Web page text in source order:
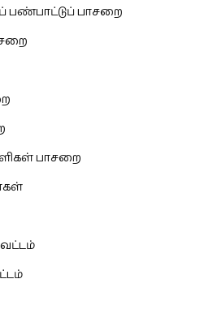
பாசறை
பாசறை